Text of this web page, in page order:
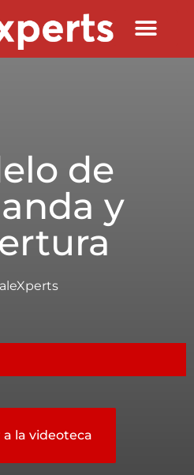
de
y
a la videoteca